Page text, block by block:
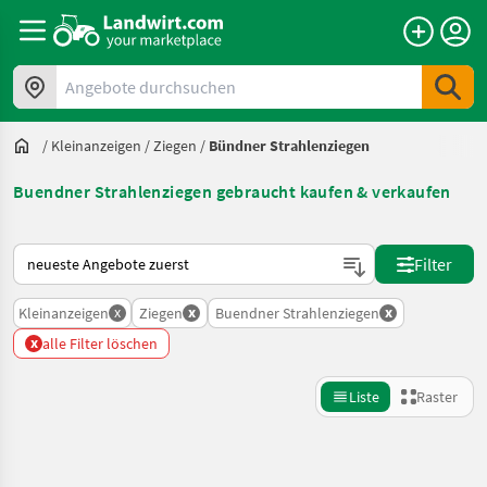
Angebote durchsuchen
/ Kleinanzeigen /Ziegen / Bündner Strahlenziegen
Buendner Strahlenziegen gebraucht kaufen & verkaufen
So wird auf Landwirt.com sortiert
Filter
Kleinanzeigen x Ziegen x Buendner Strahlenziegen x
x alle Filter löschen
Liste Raster